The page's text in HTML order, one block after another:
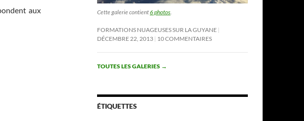
aux
Cette galerie contient6 photos.
FORMATIONS NUAGEUSES SUR LA GUYANE
DÉCEMBRE 22, 2013 10 COMMENTAIRES
TOUTES LES GALERIES →
ÉTIQUETTES